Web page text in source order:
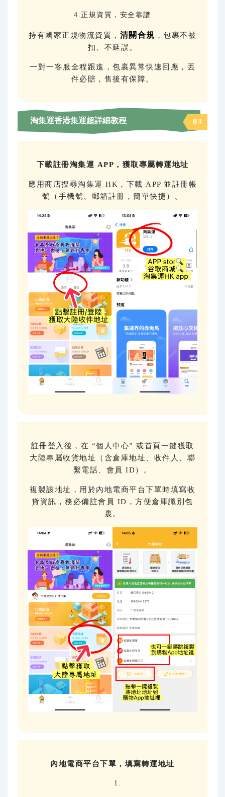
4.正規資質，安全靠譜
持有國家正規物流資質， 清關合規 ，包裹不被
扣、不延誤。
一對一客服全程跟進，包裹異常快速回應，丟
件必賠，售後有保障。
淘集運香港集運超詳細教程 03
下載註冊淘集運 APP，獲取專屬轉運地址
應用商店搜尋淘集運 HK，下載 APP 並註冊帳
號（手機號、郵箱註冊，簡單快捷）。
註冊登入後，在 “個人中心” 或首頁一鍵獲取
大陸專屬收貨地址（含倉庫地址、收件人、聯
繫電話、會員 ID）。
複製該地址，用於內地電商平台下單時填寫收
貨資訊，務必備註會員 ID，方便倉庫識別包
裹。
內地電商平台下單，填寫轉運地址